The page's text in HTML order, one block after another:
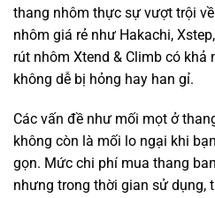
thang nhôm thực sự vượt trội
nhôm giá rẻ như Hakachi,
rút nhôm Xtend & Climb có khả
không dễ bị hỏng hay han gỉ.
Các vấn đề như mối mọt ở
không còn là mối lo ngại khi
gọn. Mức chi phí mua thang
nhưng trong thời gian sử dụng,